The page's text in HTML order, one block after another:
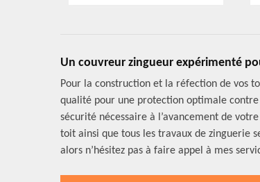
Un couvreur zingueur expérimenté
Pour la construction et la réfection de vos
qualité pour une protection optimale
sécurité nécessaire à l’avancement de
toit ainsi que tous les travaux de zinguerie
alors n’hésitez pas à faire appel à mes